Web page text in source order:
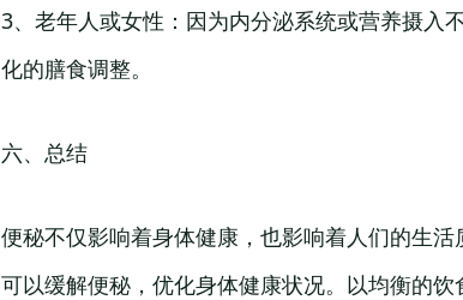
3、老年人或女性：因为内分泌系统或营养摄入
化的膳食调整。
六、总结
便秘不仅影响着身体健康，也影响着人们的生
可以缓解便秘，优化身体健康状况。以均衡的